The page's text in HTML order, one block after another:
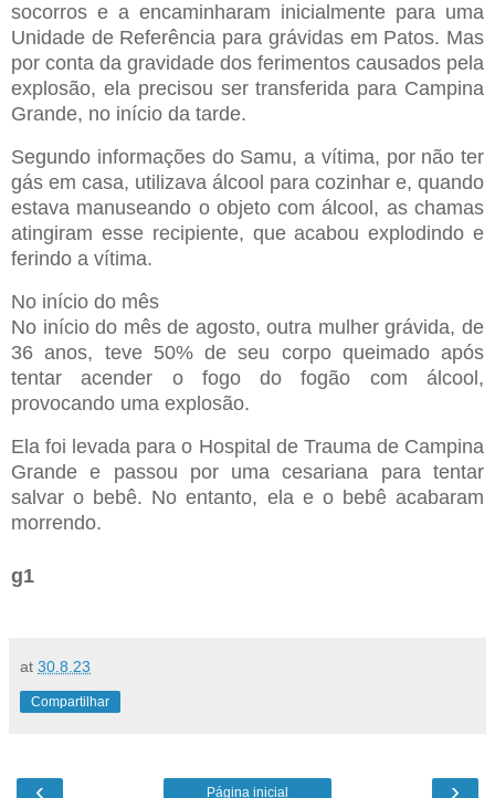
socorros e a encaminharam inicialmente para uma
Unidade de Referência para grávidas em Patos. Mas
por conta da gravidade dos ferimentos causados pela
explosão, ela precisou ser transferida para Campina
Grande, no início da tarde.
Segundo informações do Samu, a vítima, por não ter
gás em casa, utilizava álcool para cozinhar e, quando
estava manuseando o objeto com álcool, as chamas
atingiram esse recipiente, que acabou explodindo e
ferindo a vítima.
No início do mês
No início do mês de agosto, outra mulher grávida, de
36 anos, teve 50% de seu corpo queimado após
tentar acender o fogo do fogão com álcool,
provocando uma explosão.
Ela foi levada para o Hospital de Trauma de Campina
Grande e passou por uma cesariana para tentar
salvar o bebê. No entanto, ela e o bebê acabaram
morrendo.
g1
at 30.8.23
Compartilhar
‹ ›
Página inicial